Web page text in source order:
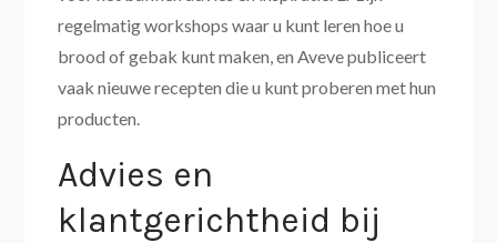
regelmatig workshops waar u kunt leren hoe u
brood of gebak kunt maken, en Aveve publiceert
vaak nieuwe recepten die u kunt proberen met hun
producten.
Advies en
klantgerichtheid bij